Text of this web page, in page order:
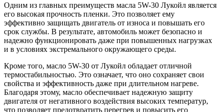
Одним из главных преимуществ масла 5W-30 Лукойл является
его высокая прочность пленки. Это позволяет ему
эффективно защищать двигатель от износа и повышать его
срок службы. В результате, автомобиль может безопасно и
надежно функционировать даже при повышенных нагрузках
и в условиях экстремального окружающего среды.
Кроме того, масло 5W-30 от Лукойл обладает отличной
термостабильностью. Это означает, что оно сохраняет свои
свойства и эффективность даже при длительном нагреве.
Благодаря этому, масло обеспечивает надежную защиту
двигателя от негативного воздействия высоких температур,
что позволяет предотвратить перегрев и повысить его